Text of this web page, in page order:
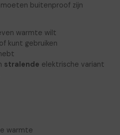
buitenproof zijn
warmte wilt
kunt gebruiken
stralende elektrische variant
warmte